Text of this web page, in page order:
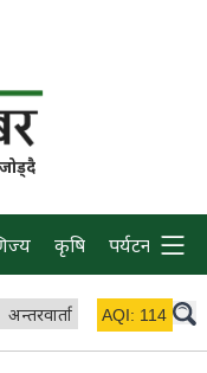
कृषि पर्यटन प्रवास
अन्तरवार्ता विचार/ब्लग
AQI: 114